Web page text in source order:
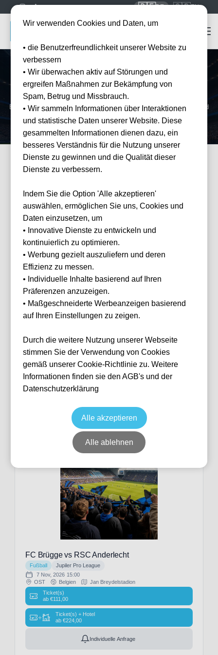
🇩🇪DE 🇬🇧EN
Startseite Mannschaften RSC Anderlecht
RSC Anderlecht
Erleben Sie RSC Anderlecht live im Lotto Park — offizielle Tickets und
Hotel-Pakete bei Tickwell.
FILTER
können
Ihnen
helfen?
Haben Sie Fragen
oder Wünsche?
Dann melden Sie
sich gerne bei
E-Mail
franz@tickwell-
Uhr - 16:00 Uhr
WhatsApp +49
Event-
Typ
Fußball
(3)
Events
3 Events gefunden
KAA Gent vs RSC Anderlecht
23 Oct, 2026 15:00
ab
€ 123,00
Ticket(s) + Hotel
ab€ 223,00
FC Brügge vs RSC Anderlecht
Fußball
Jupiler Pro League
7 Nov, 2026 15:00
OST
Belgien
Jan Breydelstadion
Ticket(s)
ab €111,00
+
Ticket(s) + Hotel
ab €224,00
Individuelle Anfrage
Wir verwenden Cookies und Daten, um
• die Benutzerfreundlichkeit unserer Website zu
verbessern
• Wir überwachen aktiv auf Störungen und
ergreifen Maßnahmen zur Bekämpfung von
Spam, Betrug und Missbrauch.
• Wir sammeln Informationen über Interaktionen
und statistische Daten unserer Website. Diese
gesammelten Informationen dienen dazu, ein
besseres Verständnis für die Nutzung unserer
Dienste zu gewinnen und die Qualität dieser
Dienste zu verbessern.
Indem Sie die Option 'Alle akzeptieren'
auswählen, ermöglichen Sie uns, Cookies und
Daten einzusetzen, um
• Innovative Dienste zu entwickeln und
kontinuierlich zu optimieren.
• Werbung gezielt auszuliefern und deren
Effizienz zu messen.
• Individuelle Inhalte basierend auf Ihren
Präferenzen anzuzeigen.
• Maßgeschneiderte Werbeanzeigen basierend
auf Ihren Einstellungen zu zeigen.
Durch die weitere Nutzung unserer Webseite
stimmen Sie der Verwendung von Cookies
gemäß unserer Cookie-Richtlinie zu. Weitere
Informationen finden sie den AGB's und der
Datenschutzerklärung
Alle akzeptieren
Alle ablehnen